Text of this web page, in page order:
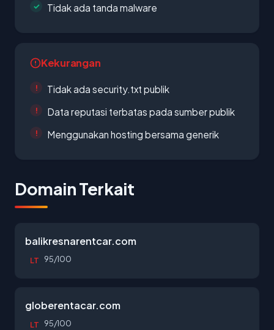
Tidak ada tanda malware
Kekurangan
Tidak ada security.txt publik
Data reputasi terbatas pada sumber publik
Menggunakan hosting bersama generik
Domain Terkait
balikresnarentcar.com
LT 95/100
globerentacar.com
LT 95/100